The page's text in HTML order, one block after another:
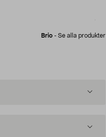
Brio - Se alla produkter